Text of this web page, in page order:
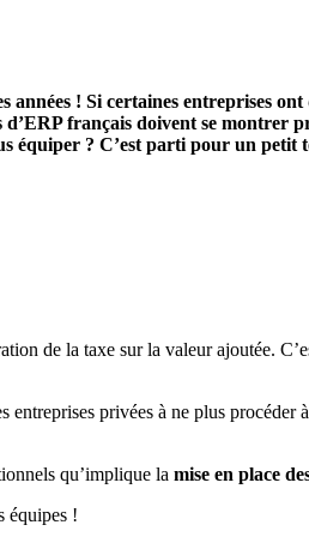
! Si certaines entreprises
français doivent se montrer
équiper ? C’est parti pour un petit
de la taxe sur la valeur ajoutée.
privées à ne plus
qu’implique la mise en place
équipes !